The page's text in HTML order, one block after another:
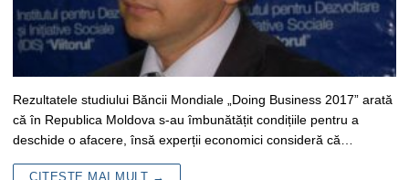
Rezultatele studiului Băncii Mondiale „Doing Business 2017” arată
că în Republica Moldova s-au îmbunătățit condițiile pentru a
deschide o afacere, însă experții economici consideră că…
CITEȘTE MAI MULT →